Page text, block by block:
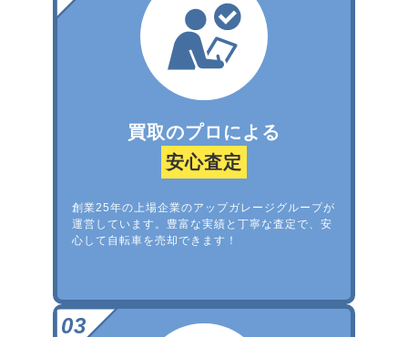
買取のプロによる
安心査定
創業25年の上場企業のアップガレージグループが
運営しています。豊富な実績と丁寧な査定で、安
心して自転車を売却できます！